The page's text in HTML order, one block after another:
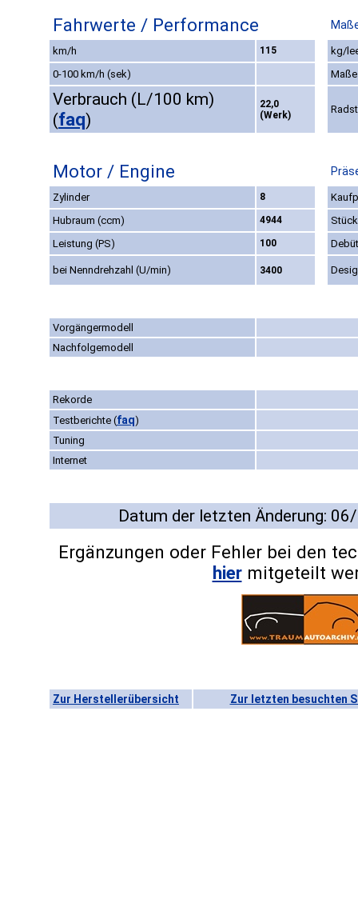
Fahrwerte / Performance
km/h 115
kg/
0-100 km/h (sek)
Verbrauch (L/100 km)
(faq)
22,0
(Werk)
Motor / Engine
Zylinder 8
Hubraum (ccm)
4944
Leistung (PS)
100 Debüt
bei Nenndrehzahl (U/min) 3400
Vorgängermodell
Nachfolgemodell
Rekorde
Testberichte (faq)
Tuning
Internet
Datum der letzten Änderung:
Ergänzungen oder Fehler bei den
hiermitgeteilt
Zur Herstellerübersicht Zur letzten besuchten